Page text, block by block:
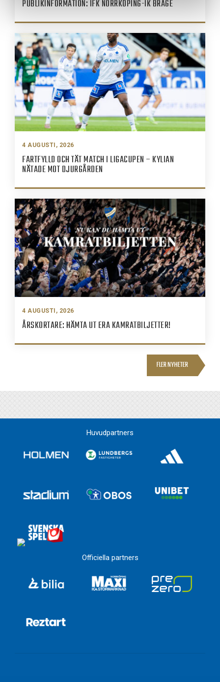
PUBLIKINFORMATION: IFK NORRKÖPING-IK BRAGE
4 AUGUSTI, 2026
FARTFYLLD OCH TÄT MATCH I LIGACUPEN – KYLIAN
NÄTADE MOT DJURGÅRDEN
4 AUGUSTI, 2026
ÅRSKORTARE: HÄMTA UT ERA KAMRATBILJETTER!
FLER NYHETER
Huvudpartners
Officiella partners